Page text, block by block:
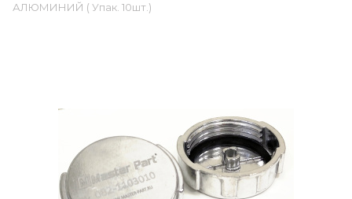
АЛЮМИНИЙ ( Упак. 10шт.)